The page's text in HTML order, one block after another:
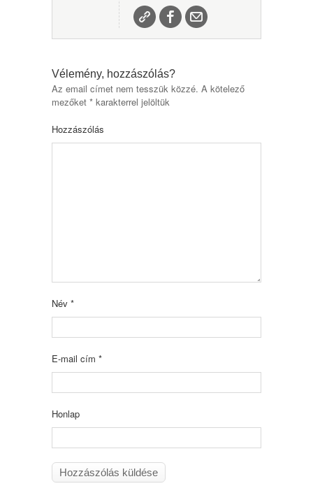
Vélemény, hozzászólás?
Az email címet nem tesszük közzé. A kötelező
mezőket * karakterrel jelöltük
Hozzászólás
Név *
E-mail cím *
Honlap